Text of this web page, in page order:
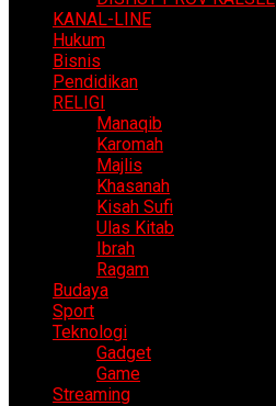
KANAL-LINE
Hukum
Bisnis
Pendidikan
RELIGI
Manaqib
Karomah
Majlis
Khasanah
Kisah Sufi
Ulas Kitab
Ibrah
Ragam
Budaya
Sport
Teknologi
Gadget
Game
Streaming